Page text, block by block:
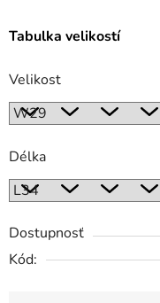
Tabulka velikostí
Velikost
Délka
Dostupnosť
Kód: